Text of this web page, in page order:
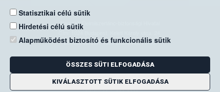
Statisztikai célú sütik
Hirdetési célú sütik
Alapműködést biztosító és funkcionális sütik
ÖSSZES SÜTI ELFOGADÁSA
KIVÁLASZTOTT SÜTIK ELFOGADÁSA
Nemzeti Élelmiszerlánc-biztonsági Hivatal
Levelezési cím: 1525 Budapest. Pf. 30.
E-mail:ugyfelszolgalat@nebih.gov.hu
Zöld szám: 06-80/263-244
Telefon: 06-1/ 336-9000